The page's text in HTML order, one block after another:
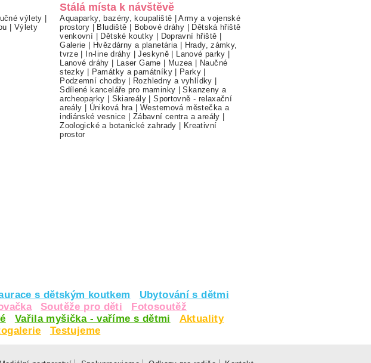
výlety
Výlety
Stálá místa k návštěvě
Aquaparky, bazény, koupaliště |Army a vojenské
prostory
Bludiště Bobové dráhy
Dětská hřiště
venkovní
Dětské koutky Dopravní hřiště
Galerie
Hvězdárny a planetária
Hrady, zámky,
tvrze
In-line dráhy |Jeskyně Lanové parky
Lanové dráhy
Laser Game Muzea
Naučné
stezky
Památky a památníky| Parky
Podzemní chodby| Rozhledny a vyhlídky
Sdílené kanceláře pro maminky |Skanzeny a
archeoparky
Skiareály |Sportovně - relaxační
areály
Úniková hra |Westernová městečka a
indiánské vesnice
Zábavní centra a areály
Zoologické a botanické zahrady
Kreativní
prostor
s dětským koutkem
Ubytování s dětmi
Soutěže pro děti
Fotosoutěž
Vařila myšička - vaříme s dětmi
Aktuality
Testujeme